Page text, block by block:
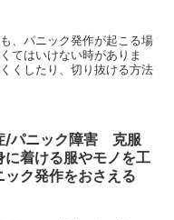
、パニック発作が起こる場
てはいけない時がありま
くしたり、切り抜ける方法
/パニック障害 克服
ける服やモノを工
ック発作をおさえる